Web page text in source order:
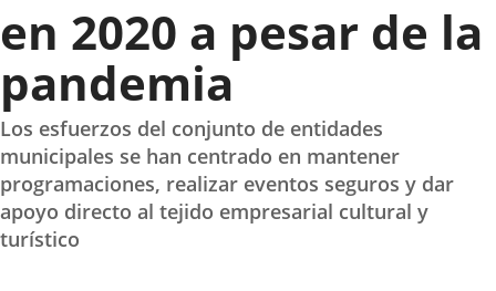
en 2020 a pesar de la
pandemia
Los esfuerzos del conjunto de entidades
municipales se han centrado en mantener
programaciones, realizar eventos seguros y dar
apoyo directo al tejido empresarial cultural y
turístico